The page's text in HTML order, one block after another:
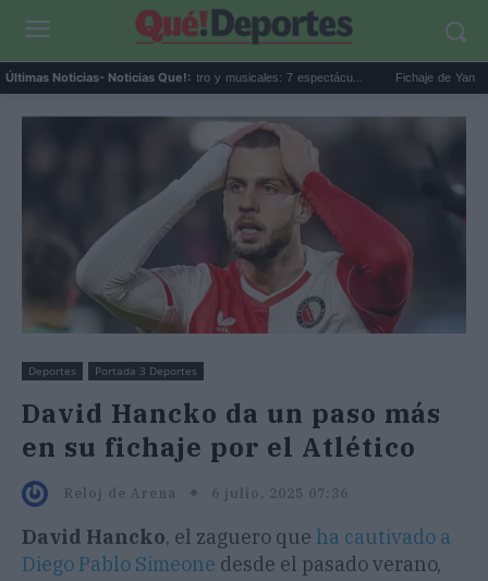
Últimas Noticias- Noticias Que!:
Un verano lleno de teatro y musicales: 7 espectácu... Fichaje de Yan
Deportes Portada 3 Deportes
David Hancko da un paso más
en su fichaje por el Atlético
Reloj de Arena 6 julio, 2025 07:36
David Hancko, el zaguero que ha cautivado a
Diego Pablo Simeone desde el pasado verano,